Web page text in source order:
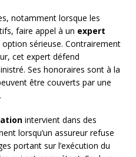
notamment lorsque les
faire appel à un expert
sérieuse. Contrairement
cet expert défend
Ses honoraires sont à la
être couverts par une
intervient dans des
lorsqu’un assureur refuse
portant sur l’exécution du